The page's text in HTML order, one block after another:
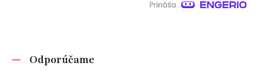
Odporúčame